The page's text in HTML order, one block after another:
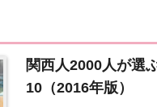
関西人2000人が選
10（2016年版）